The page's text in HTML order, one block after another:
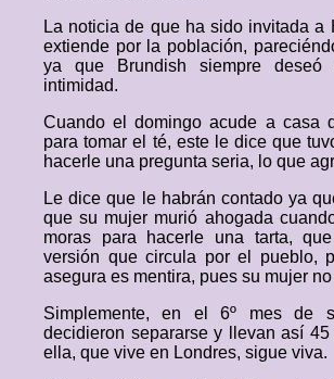
La noticia de que ha sido invitada a
extiende por la población,
ya que Brundish siempre deseó
intimidad.
Cuando el domingo acude a casa
para tomar el té, este le dice que
hacerle una pregunta seria, lo que
Le dice que le habrán contado ya
que su mujer murió ahogada
moras para hacerle una tarta,
versión que circula por el pueblo,
asegura es mentira, pues su mujer
Simplemente, en el 6º mes de
decidieron separarse y llevan así
ella, que vive en Londres, sigue viva.